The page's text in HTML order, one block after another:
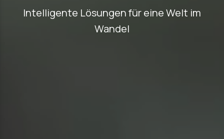
Intelligente Lösungen für eine Welt im
Wandel